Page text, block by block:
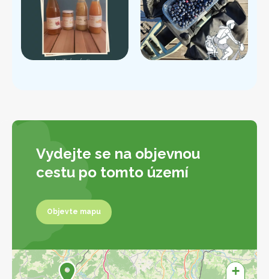
Vydejte se na objevnou
cestu po tomto území
Objevte mapu
+